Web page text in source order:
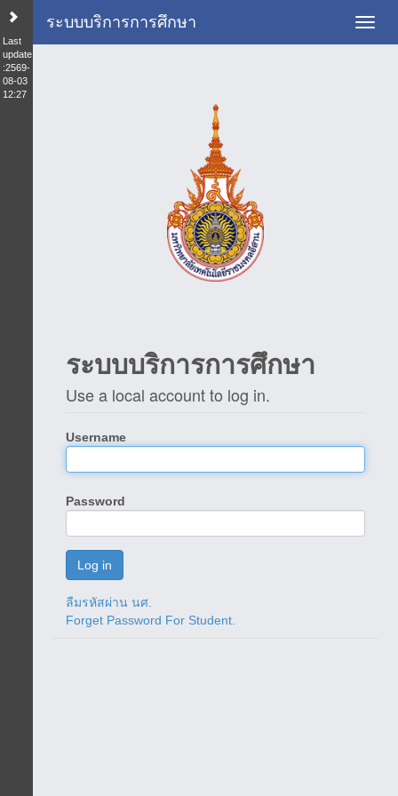
Last
update
:2569-
08-03
12:27
ระบบบริการการศึกษา
ระบบบริการการศึกษา
Use a local account to log in.
Username
Password
ลืมรหัสผ่าน นศ.
Forget Password For Student.